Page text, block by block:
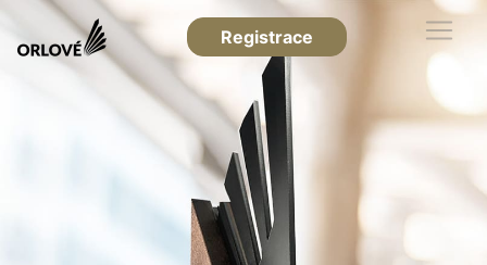
Registrace